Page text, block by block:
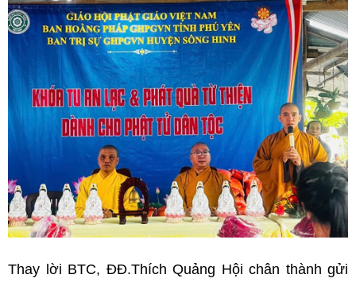
Thay lời BTC, ĐĐ.Thích Quảng Hội chân thành gửi